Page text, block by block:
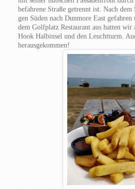
befahrene Straße getrennt ist. Nach
gen Süden nach Dunmore East
dem Golfplatz Restaurant aus hatten
Hook Halbinsel und den Leuchtturm.
herausgekommen!